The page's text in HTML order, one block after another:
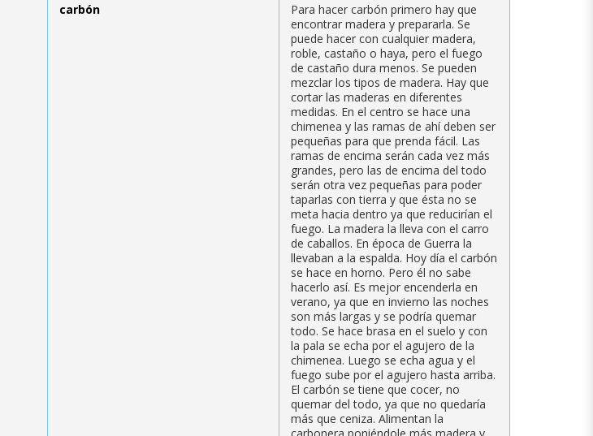
carbón
Para hacer carbón primero hay que
encontrar madera y prepararla. Se
puede hacer con cualquier madera,
roble, castaño o haya, pero el fuego
de castaño dura menos. Se pueden
mezclar los tipos de madera. Hay que
cortar las maderas en diferentes
medidas. En el centro se hace una
chimenea y las ramas de ahí deben ser
pequeñas para que prenda fácil. Las
ramas de encima serán cada vez más
grandes, pero las de encima del todo
serán otra vez pequeñas para poder
taparlas con tierra y que ésta no se
meta hacia dentro ya que reducirían el
fuego. La madera la lleva con el carro
de caballos. En época de Guerra la
llevaban a la espalda. Hoy día el carbón
se hace en horno. Pero él no sabe
hacerlo así. Es mejor encenderla en
verano, ya que en invierno las noches
son más largas y se podría quemar
todo. Se hace brasa en el suelo y con
la pala se echa por el agujero de la
chimenea. Luego se echa agua y el
fuego sube por el agujero hasta arriba.
El carbón se tiene que cocer, no
quemar del todo, ya que no quedaría
más que ceniza. Alimentan la
carbonera poniéndole más madera y